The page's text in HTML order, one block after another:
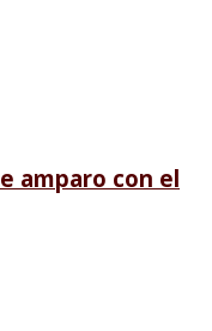
amparo con el